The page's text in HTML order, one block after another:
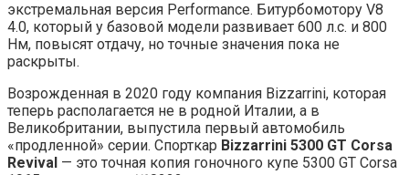
экстремальная версия Performance. Битурбомотору V8
4.0, который у базовой модели развивает 600 л.с. и 800
Нм, повысят отдачу, но точные значения пока не
раскрыты.
Возрожденная в 2020 году компания Bizzarrini, которая
теперь располагается не в родной Италии, а в
Великобритании, выпустила первый автомобиль
«продленной» серии. Спорткар Bizzarrini 5300 GT Corsa
Revival — это точная копия гоночного купе 5300 GT Corsa